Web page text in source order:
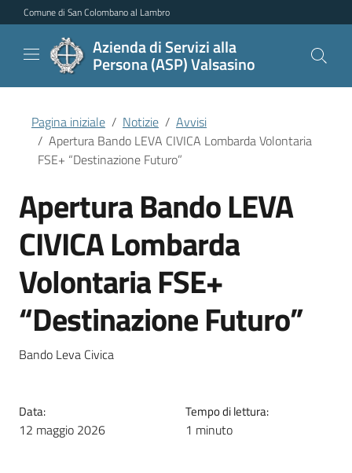
Vai al contenuto principale
Vai al menu di navigazione
Vai al piede di pagina
Comune di San Colombano al Lambro
Azienda di Servizi alla
Persona (ASP) Valsasino
Pagina iniziale Notizie
Avvisi
Apertura Bando LEVA CIVICA Lombarda Volontaria
FSE+ “Destinazione Futuro”
Apertura Bando LEVA
CIVICA Lombarda
Volontaria FSE+
“Destinazione Futuro”
Bando Leva Civica
Data:
12 maggio 2026
Tempo di lettura:
1 minuto